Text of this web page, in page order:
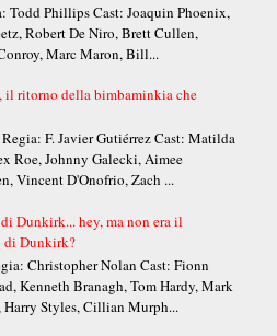
Todd Phillips Cast: Joaquin Phoenix,
Robert De Niro, Brett Cullen,
Marc Maron, Bill...
il ritorno della bimbaminkia che
F. Javier Gutiérrez Cast: Matilda
Roe, Johnny Galecki, Aimee
Vincent D'Onofrio, Zach ...
Dunkirk... hey, ma non era il
di Dunkirk?
Christopher Nolan Cast: Fionn
Kenneth Branagh, Tom Hardy, Mark
Harry Styles, Cillian Murph...